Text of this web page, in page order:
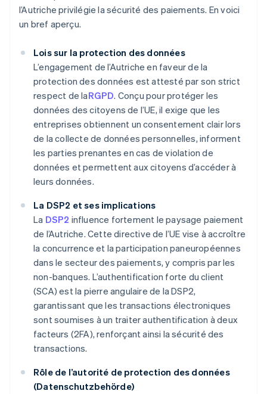
l’Autriche privilégie la sécurité des paiements. En voici
un bref aperçu.
Lois sur la protection des données
L’engagement de l’Autriche en faveur de la
protection des données est attesté par son strict
respect de laRGPD. Conçu pour protéger les
données des citoyens de l’UE, il exige que les
entreprises obtiennent un consentement clair lors
de la collecte de données personnelles, informent
les parties prenantes en cas de violation de
données et permettent aux citoyens d’accéder à
leurs données.
La DSP2 et ses implications
La DSP2 influence fortement le paysage paiement
de l’Autriche. Cette directive de l’UE vise à accroître
la concurrence et la participation paneuropéennes
dans le secteur des paiements, y compris par les
non-banques. L’authentification forte du client
(SCA) est la pierre angulaire de la DSP2,
garantissant que les transactions électroniques
sont soumises à un traiter authentification à deux
facteurs (2FA), renforçant ainsi la sécurité des
transactions.
Rôle de l’autorité de protection des données
(Datenschutzbehörde)